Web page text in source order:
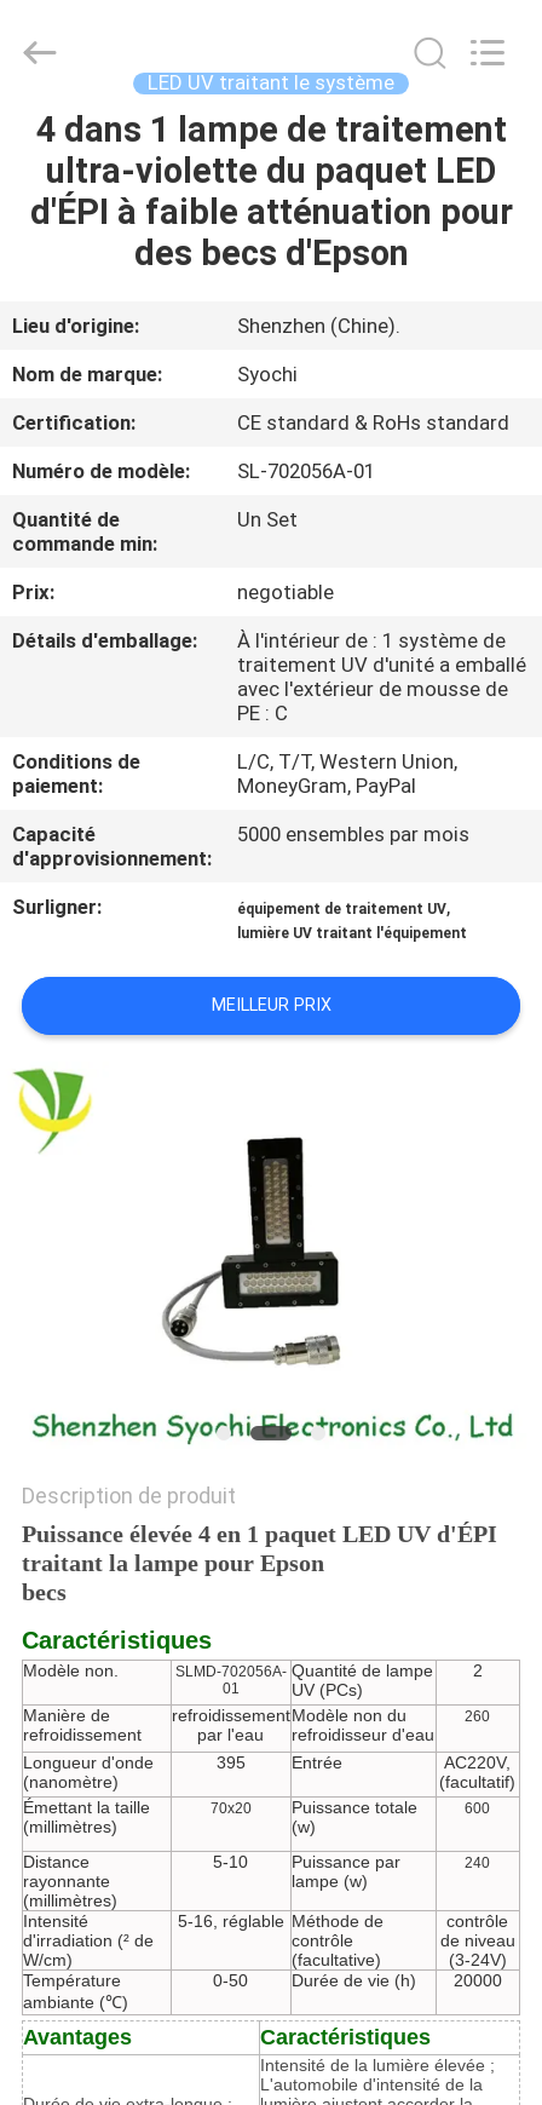
MAISON
PRODUITS
SUJET
DE
NOUS
VISITE
D'USINE
CONTRÔLE
DE
CONTACTEZ-
NOUS
NOUVELLES
UNE
CITATION
PLAN
DU
Syochi
Electronics
Reserved.
LED UV traitant le système
4 dans 1 lampe de traitement
ultra-violette du paquet LED
d'ÉPI à faible atténuation pour
des becs d'Epson
Lieu d'origine:
Shenzhen (Chine).
Nom de marque:
Syochi
Certification:
CE standard & RoHs standard
Numéro de modèle:
SL-702056A-01
Quantité de
commande min:
Un Set
Prix:
negotiable
Détails d'emballage:
À l'intérieur de : 1 système de
traitement UV d'unité a emballé
avec l'extérieur de mousse de
PE : C
Conditions de
paiement:
L/C, T/T, Western Union,
MoneyGram, PayPal
Capacité
d'approvisionnement:
5000 ensembles par mois
Surligner: équipement de traitement UV,
lumière UV traitant l'équipement
MEILLEUR PRIX
Description de produit
Puissance élevée 4 en 1 paquet LED UV d'ÉPI
traitant la lampe pour Epson
becs
Caractéristiques
Modèle non.
SLMD-702056A-
01
Quantité de lampe
UV (PCs)
2
Manière de
refroidissement
refroidissement
par l'eau
Modèle non du
refroidisseur d'eau
260
Longueur d'onde
(nanomètre)
395 Entrée
AC220V,
(facultatif)
Émettant la taille
(millimètres)
70x20
Puissance totale
(w)
600
Distance
rayonnante
(millimètres)
5-10
Puissance par
lampe (w)
240
Intensité
d'irradiation (² de
W/cm)
5-16, réglable Méthode de
contrôle
(facultative)
contrôle
de niveau
(3-24V)
Température
ambiante (℃)
0-50 Durée de vie (h) 20000
Avantages Caractéristiques
Intensité de la lumière élevée ;
L'automobile d'intensité de la